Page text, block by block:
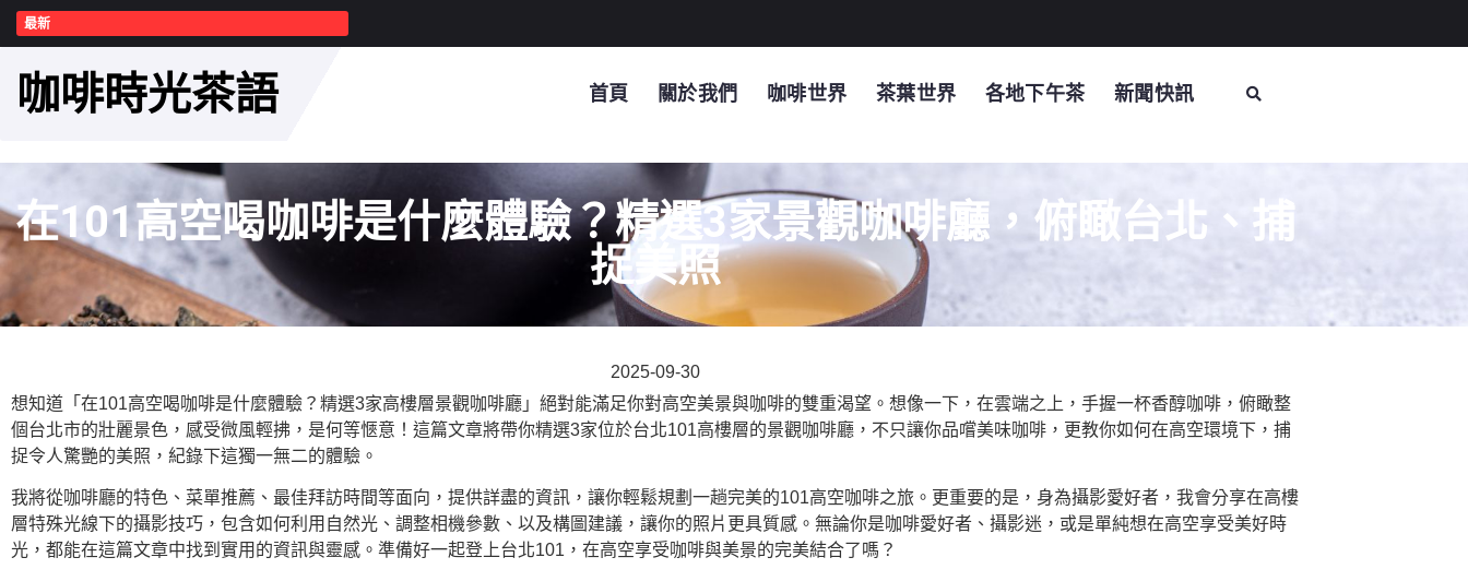
最新
咖啡時光茶語 首頁 關於我們 咖啡世界 茶葉世界 各地下午茶 新聞快訊
在101高空喝咖啡是什麼體驗？精選3家景觀咖啡廳，俯瞰台北、捕
捉美照
2025-09-30
想知道「在101高空喝咖啡是什麼體驗？精選3家高樓層景觀咖啡廳」絕對能滿足你對高空美景與咖啡的雙重渴望。想像一下，在雲端之上，手握一杯香醇咖啡，俯瞰整
個台北市的壯麗景色，感受微風輕拂，是何等愜意！這篇文章將帶你精選3家位於台北101高樓層的景觀咖啡廳，不只讓你品嚐美味咖啡，更教你如何在高空環境下，捕
捉令人驚艷的美照，紀錄下這獨一無二的體驗。
我將從咖啡廳的特色、菜單推薦、最佳拜訪時間等面向，提供詳盡的資訊，讓你輕鬆規劃一趟完美的101高空咖啡之旅。更重要的是，身為攝影愛好者，我會分享在高樓
層特殊光線下的攝影技巧，包含如何利用自然光、調整相機參數、以及構圖建議，讓你的照片更具質感。無論你是咖啡愛好者、攝影迷，或是單純想在高空享受美好時
光，都能在這篇文章中找到實用的資訊與靈感。準備好一起登上台北101，在高空享受咖啡與美景的完美結合了嗎？